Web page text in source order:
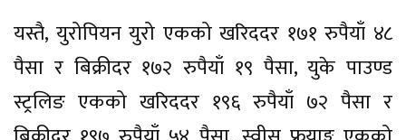
यस्तै, युरोपियन युरो एकको खरिददर १७१ रुपैयाँ ४८
पैसा र बिक्रीदर १७२ रुपैयाँ १९ पैसा, युके पाउण्ड
स्ट्रलिङ एकको खरिददर १९६ रुपैयाँ ७२ पैसा र